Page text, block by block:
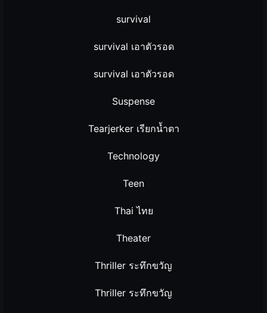
survival
survival เอาตัวรอด
survival เอาตัวรอด
Suspense
Tearjerker เรียกน้ำตา
Technology
Teen
Thai ไทย
Theater
Thriller ระทึกขวัญ
Thriller ระทึกขวัญ